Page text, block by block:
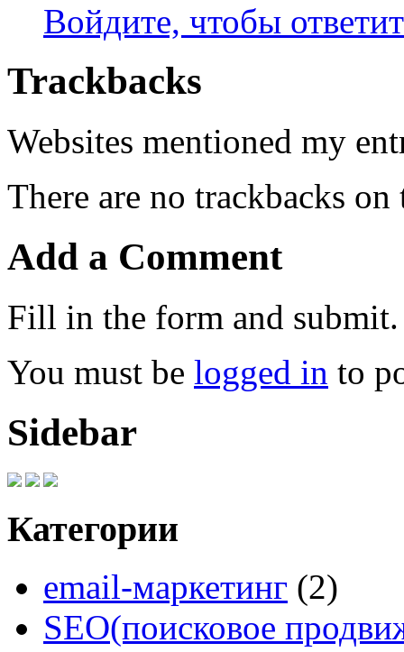
Войдите, чтобы
Trackbacks
Websites mentioned my
There are no trackbacks
Add a Comment
Fill in the form and submit.
You must be logged in to
Sidebar
Категории
email-маркетинг (2)
SEO(поисковое